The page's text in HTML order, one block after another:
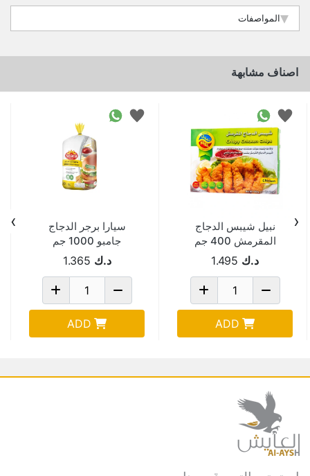
المواصفات
اصناف مشابهة
نبيل شيبس الدجاج
المقرمش 400 جم
د.ك 1.495
ADD
سيارا برجر الدجاج
جامبو 1000 جم
د.ك 1.365
ADD
‹
›